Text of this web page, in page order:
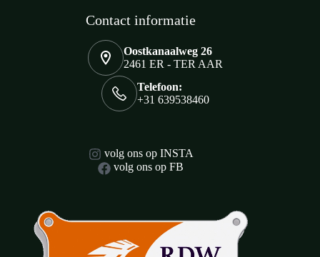
Contact informatie
Oostkanaalweg 26
2461 ER - TER AAR
Telefoon:
+31 639538460
volg ons op INSTA
volg ons op FB